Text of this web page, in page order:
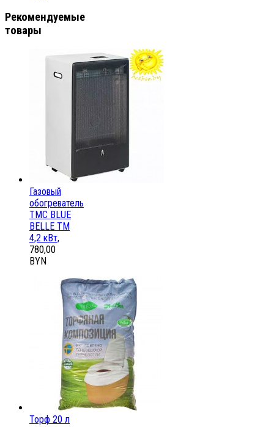
Рекомендуемые
товары
Газовый
обогреватель
ТМС BLUE
BELLE ТМ
4,2 кВт,
780,00
BYN
Торф 20 л